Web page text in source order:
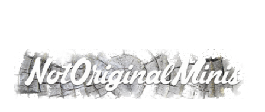
principal